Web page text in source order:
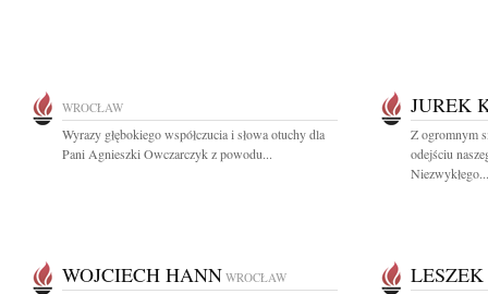
WROCŁAW
Wyrazy głębokiego współczucia i słowa otuchy dla
Pani Agnieszki Owczarczyk z powodu...
JUREK
Z ogromnym
odejściu
Niezwykłego...
WOJCIECH HANN WROCŁAW